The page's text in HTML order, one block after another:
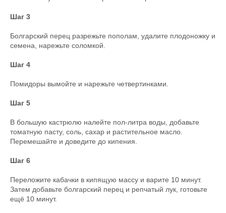
Шаг 3
Болгарский перец разрежьте пополам, удалите плодоножку и
семена, нарежьте соломкой.
Шаг 4
Помидоры вымойте и нарежьте четвертинками.
Шаг 5
В большую кастрюлю налейте пол-литра воды, добавьте
томатную пасту, соль, сахар и растительное масло.
Перемешайте и доведите до кипения.
Шаг 6
Переложите кабачки в кипящую массу и варите 10 минут.
Затем добавьте болгарский перец и репчатый лук, готовьте
ещё 10 минут.